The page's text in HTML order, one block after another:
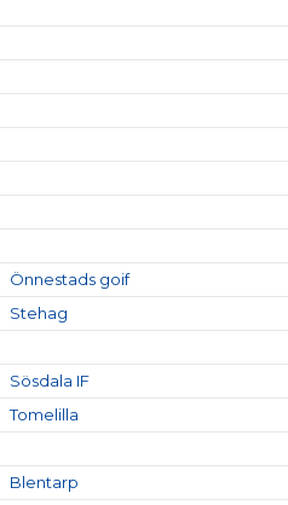
Önnestads goif
Stehag
Sösdala IF
Tomelilla
Blentarp